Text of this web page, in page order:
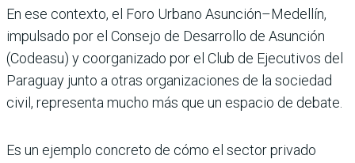
En ese contexto, el Foro Urbano Asunción–Medellín,
impulsado por el Consejo de Desarrollo de Asunción
(Codeasu) y coorganizado por el Club de Ejecutivos del
Paraguay junto a otras organizaciones de la sociedad
civil, representa mucho más que un espacio de debate.
Es un ejemplo concreto de cómo el sector privado